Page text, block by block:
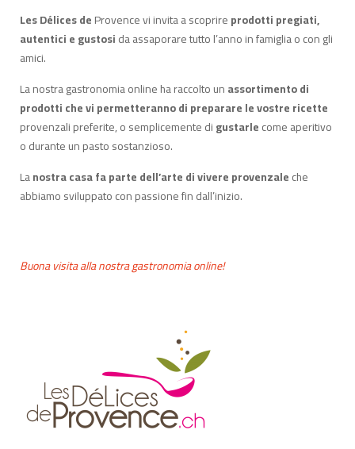
Les Délices deProvence vi invita a scoprireprodotti pregiati,
autentici e gustosida assaporare tutto l’anno in famiglia o con gli
amici.
La nostra gastronomia online ha raccolto unassortimento di
prodotti che vi permetteranno di preparare le vostre ricette
provenzali preferite, o semplicemente digustarlecome aperitivo
o durante un pasto sostanzioso.
Lanostra casa fa parte dell’arte di vivere provenzaleche
abbiamo sviluppato con passione fin dall’inizio.
Buona visita alla nostra gastronomia online!